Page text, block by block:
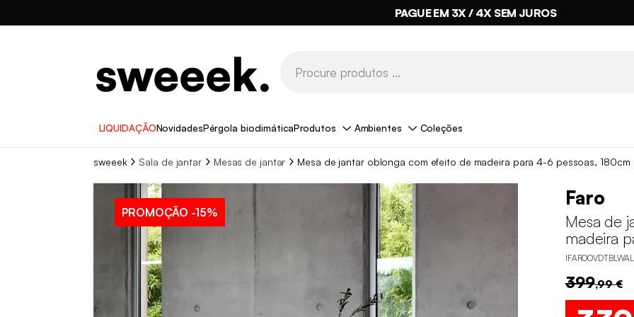
PAGUE EM 3X / 4X SEM JUROS
LIQUIDAÇÃONovidadesPérgola bioclimáticaProdutos Ambientes Coleções
sweeek Sala de jantar Mesas de jantar Mesa de jantar oblonga com efeito de madeira para 4-6 pessoas, 180cm
PROMOÇÃO -15%
Faro
Mesa de
madeira
IFAROOVDTBLWAL
399,99 €